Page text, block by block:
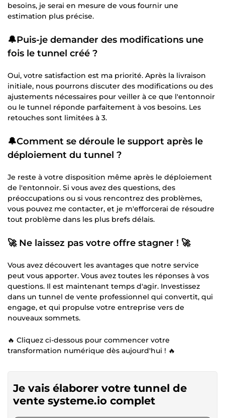
besoins, je serai en mesure de vous fournir une
estimation plus précise.
🔔Puis-je demander des modifications une
fois le tunnel créé ?
Oui, votre satisfaction est ma priorité. Après la livraison
initiale, nous pourrons discuter des modifications ou des
ajustements nécessaires pour veiller à ce que l'entonnoir
ou le tunnel réponde parfaitement à vos besoins. Les
retouches sont limitées à 3.
🔔Comment se déroule le support après le
déploiement du tunnel ?
Je reste à votre disposition même après le déploiement
de l'entonnoir. Si vous avez des questions, des
préoccupations ou si vous rencontrez des problèmes,
vous pouvez me contacter, et je m'efforcerai de résoudre
tout problème dans les plus brefs délais.
🚀 Ne laissez pas votre offre stagner ! 🚀
Vous avez découvert les avantages que notre service
peut vous apporter. Vous avez toutes les réponses à vos
questions. Il est maintenant temps d'agir. Investissez
dans un tunnel de vente professionnel qui convertit, qui
engage, et qui propulse votre entreprise vers de
nouveaux sommets.
🔥 Cliquez ci-dessous pour commencer votre
transformation numérique dès aujourd'hui ! 🔥
Je vais élaborer votre tunnel de
vente systeme.io complet